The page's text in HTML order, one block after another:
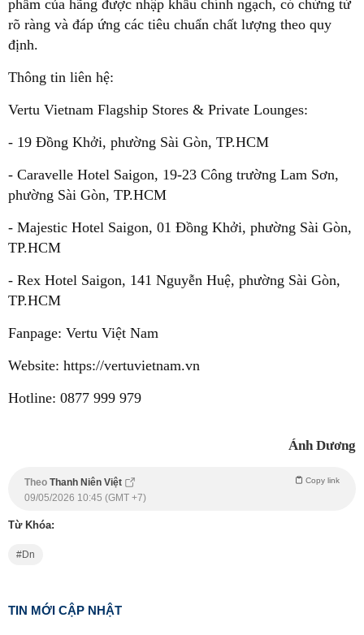
phẩm của hãng được nhập khẩu chính ngạch, có chứng từ
rõ ràng và đáp ứng các tiêu chuẩn chất lượng theo quy
định.
Thông tin liên hệ:
Vertu Vietnam Flagship Stores & Private Lounges:
- 19 Đồng Khởi, phường Sài Gòn, TP.HCM
- Caravelle Hotel Saigon, 19-23 Công trường Lam Sơn,
phường Sài Gòn, TP.HCM
- Majestic Hotel Saigon, 01 Đồng Khởi, phường Sài Gòn,
TP.HCM
- Rex Hotel Saigon, 141 Nguyễn Huệ, phường Sài Gòn,
TP.HCM
Fanpage: Vertu Việt Nam
Website: https://vertuvietnam.vn
Hotline: 0877 999 979
Ánh Dương
Theo Thanh Niên Việt Copy link
09/05/2026 10:45 (GMT +7)
Từ Khóa:
Dn
TIN MỚI CẬP NHẬT